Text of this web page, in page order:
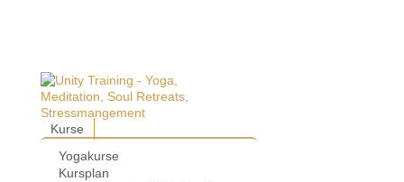
Kurse
Yogakurse
Kursplan